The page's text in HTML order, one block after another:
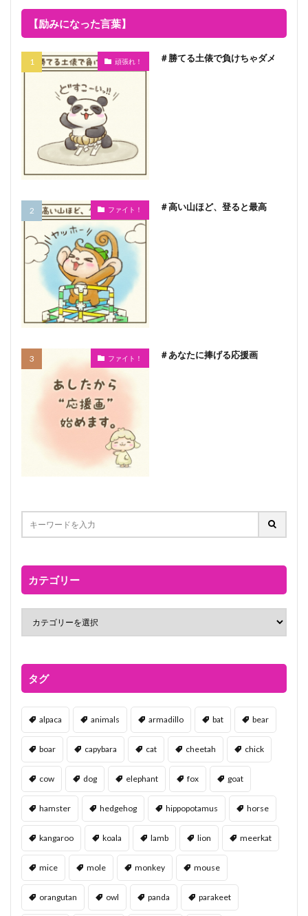
【励みになった言葉】
頑張れ！ ＃勝てる土俵で負けちゃダメ
ファイト！ ＃高い山ほど、登ると最高
ファイト！ ＃あなたに捧げる応援画
カテゴリー
タグ
alpaca animals armadillo bat bear
boar capybara cat cheetah chick
cow dog elephant fox goat
hamster hedgehog hippopotamus horse
kangaroo koala lamb lion meerkat
mice mole monkey mouse
orangutan owl panda parakeet